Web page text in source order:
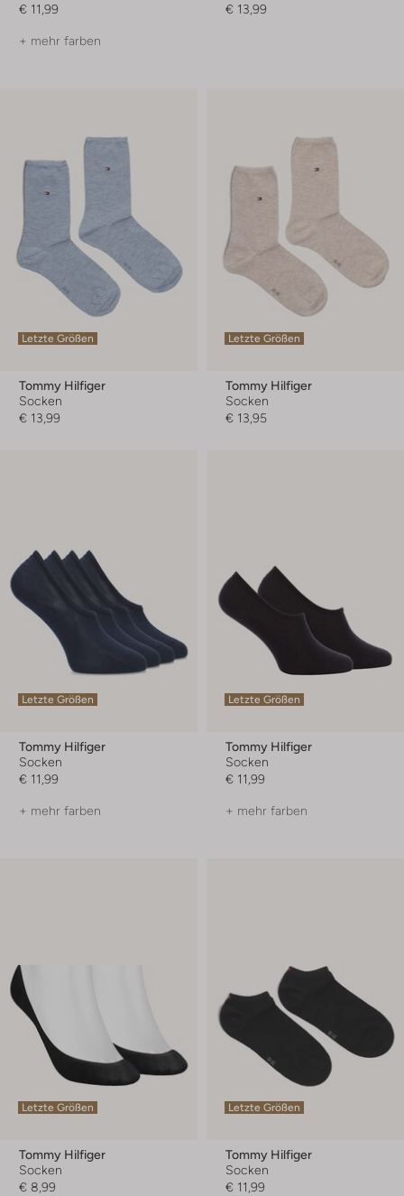
€ 11,99
+ mehr farben
€ 13,99
Letzte Größen
Tommy Hilfiger
Socken
€ 13,99
Letzte Größen
Tommy Hilfiger
Socken
€ 13,95
Letzte Größen
Tommy Hilfiger
Socken
€ 11,99
+ mehr farben
Letzte Größen
Tommy Hilfiger
Socken
€ 11,99
+ mehr farben
Letzte Größen
Tommy Hilfiger
Socken
€ 8,99
Letzte Größen
Tommy Hilfiger
Socken
€ 11,99